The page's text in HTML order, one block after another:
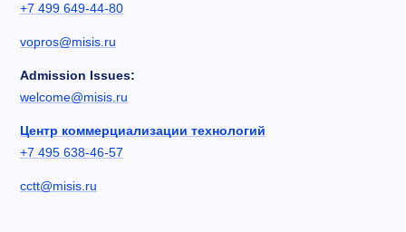
+7 499 649-44-80
vopros@misis.ru
Admission Issues:
welcome@misis.ru
Центр коммерциализации технологий
+7 495 638-46-57
cctt@misis.ru